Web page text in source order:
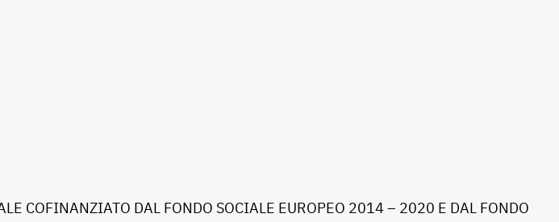
COFINANZIATO DAL FONDO SOCIALE EUROPEO 2014 – 2020 E DAL FONDO